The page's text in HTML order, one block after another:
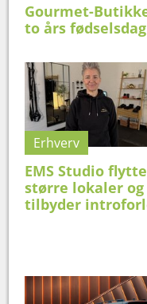
Gourmet-
to års
Erhverv
EMS Studio
større lokaler og
tilbyder